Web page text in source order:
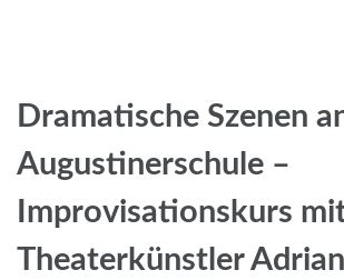
Dramatische Szenen
Augustinerschule –
Improvisationskurs
Theaterkünstler